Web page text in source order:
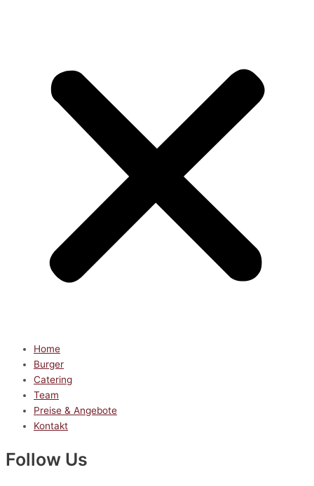
Home
Burger
Catering
Team
Preise & Angebote
Kontakt
Follow Us